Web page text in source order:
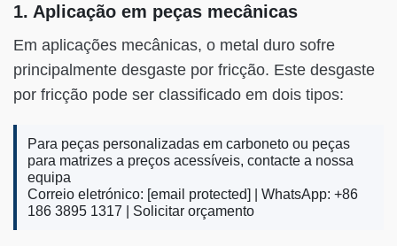
1. Aplicação em peças mecânicas
Em aplicações mecânicas, o metal duro sofre
principalmente desgaste por fricção. Este desgaste
por fricção pode ser classificado em dois tipos:
Para peças personalizadas em carboneto ou peças
para matrizes a preços acessíveis, contacte a nossa
equipa
Correio eletrónico: [email protected]
| WhatsApp: +86
186 3895 1317 | Solicitar orçamento